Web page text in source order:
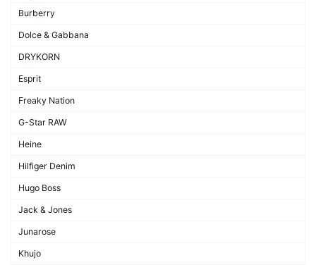
Burberry
Dolce & Gabbana
DRYKORN
Esprit
Freaky Nation
G-Star RAW
Heine
Hilfiger Denim
Hugo Boss
Jack & Jones
Junarose
Khujo